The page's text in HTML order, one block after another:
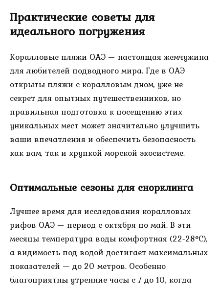
Практические советы для
идеального погружения
Коралловые пляжи ОАЭ — настоящая жемчужина
для любителей подводного мира. Где в ОАЭ
открыты пляжи с коралловым дном, уже не
секрет для опытных путешественников, но
правильная подготовка к посещению этих
уникальных мест может значительно улучшить
ваши впечатления и обеспечить безопасность
как вам, так и хрупкой морской экосистеме.
Оптимальные сезоны для снорклинга
Лучшее время для исследования коралловых
рифов ОАЭ — период с октября по май. В эти
месяцы температура воды комфортная (22-28°C),
а видимость под водой достигает максимальных
показателей — до 20 метров. Особенно
благоприятны утренние часы с 7 до 10, когда